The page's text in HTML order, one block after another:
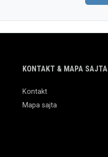
KONTAKT & MAPA SAJTA
Kontakt
Mapa sajta